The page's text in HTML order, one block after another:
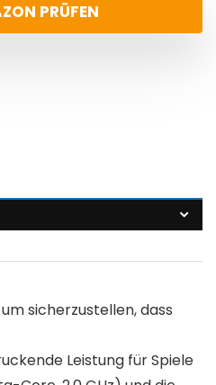
PRÜFEN
sicherzustellen, dass
Leistung für Spiele